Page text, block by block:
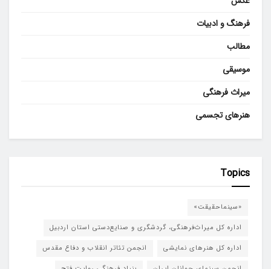
فرهنگ و ادبیات
مطالب
موسیقی
میراث فرهنگی
هنرهای تجسمی
Topics
«سینماحقیقت»
اداره کل میراث‌فرهنگی، گردشگری و صنایع‌دستی استان اردبیل
اداره کل هنرهای نمایشی
انجمن تئاتر انقلاب و دفاع مقدس